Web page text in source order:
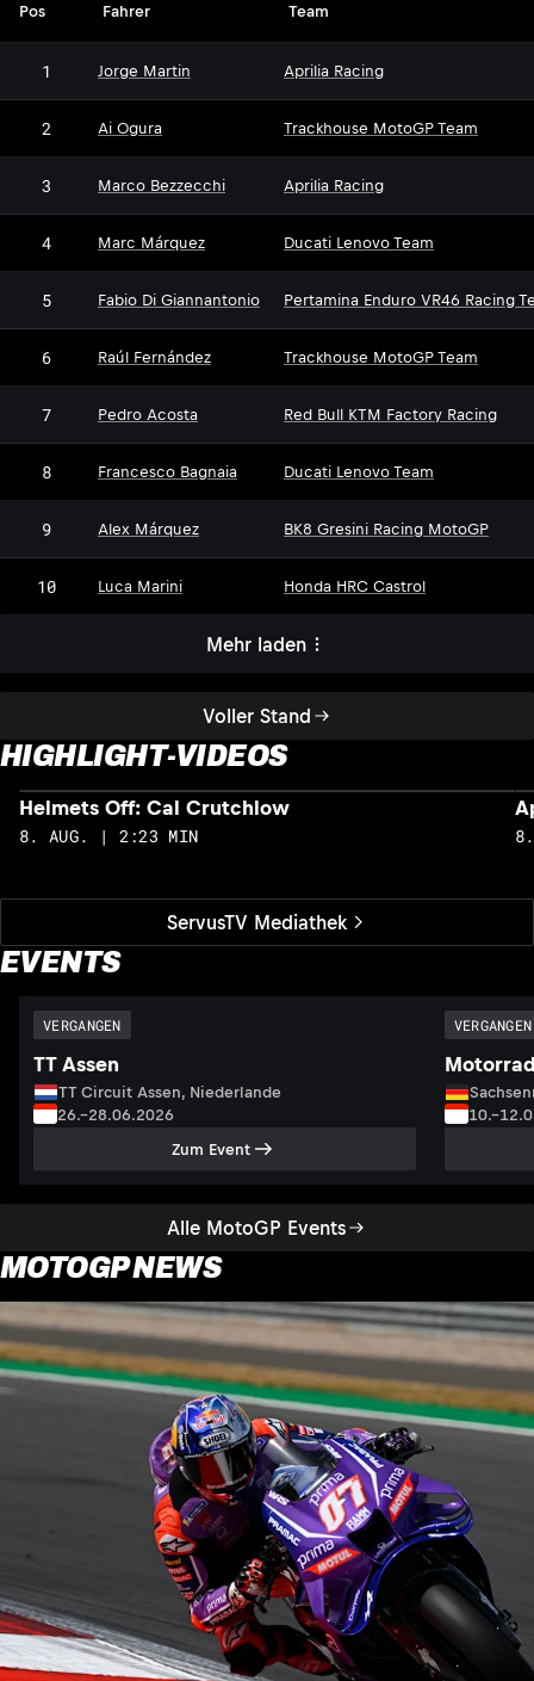
Voller Stand
Pos Fahrer Team
1 Jorge Martin Aprilia Racing
2 Ai Ogura Trackhouse MotoGP Team
3 Marco Bezzecchi Aprilia Racing
4 Marc Márquez Ducati Lenovo Team
5 Fabio Di Giannantonio Pertamina Enduro VR46 Racing
6 Raúl Fernández Trackhouse MotoGP Team
7 Pedro Acosta Red Bull KTM Factory Racing
8 Francesco Bagnaia Ducati Lenovo Team
9 Alex Márquez BK8 Gresini Racing MotoGP
10 Luca Marini Honda HRC Castrol
Mehr laden
HIGHLIGHT-VIDEOS
ServusTV Mediathek
Helmets Off: Cal Crutchlow
8. AUG. | 2:23 MIN
EVENTS
Alle MotoGP Events
VERGANGEN
TT Assen
TT Circuit Assen, Niederlande
26.–28.06.2026
Zum Event
VERGANGEN
MOTOGP NEWS